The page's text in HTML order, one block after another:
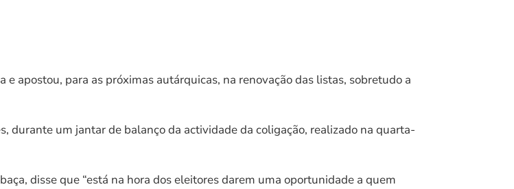
apostou, para as próximas autárquicas, na renovação das listas, sobretudo a
durante um jantar de balanço da actividade da coligação, realizado na quarta-
disse que “está na hora dos eleitores darem uma oportunidade a quem